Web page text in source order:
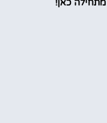
מתחילה כאן!